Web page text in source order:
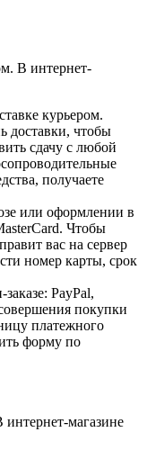
В интернет-
курьером.
доставки, чтобы
сдачу с любой
получаете
или оформлении в
Чтобы
вас на сервер
номер карты, срок
PayPal,
покупки
платежного
форму по
интернет-магазине